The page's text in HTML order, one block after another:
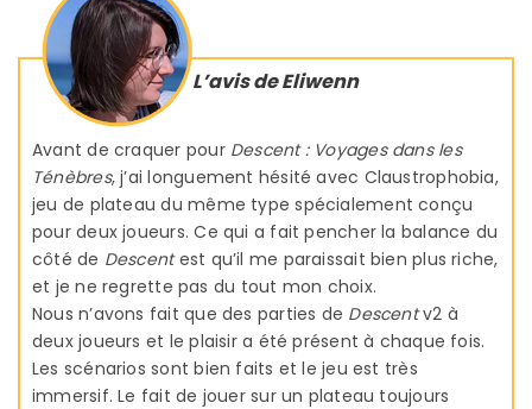
L’avis de Eliwenn
Avant de craquer pour Descent : Voyages dans les
Ténèbres, j’ai longuement hésité avec Claustrophobia,
jeu de plateau du même type spécialement conçu
pour deux joueurs. Ce qui a fait pencher la balance du
côté de Descentest qu’il me paraissait bien plus riche,
et je ne regrette pas du tout mon choix.
Nous n’avons fait que des parties de Descentv2 à
deux joueurs et le plaisir a été présent à chaque fois.
Les scénarios sont bien faits et le jeu est très
immersif. Le fait de jouer sur un plateau toujours